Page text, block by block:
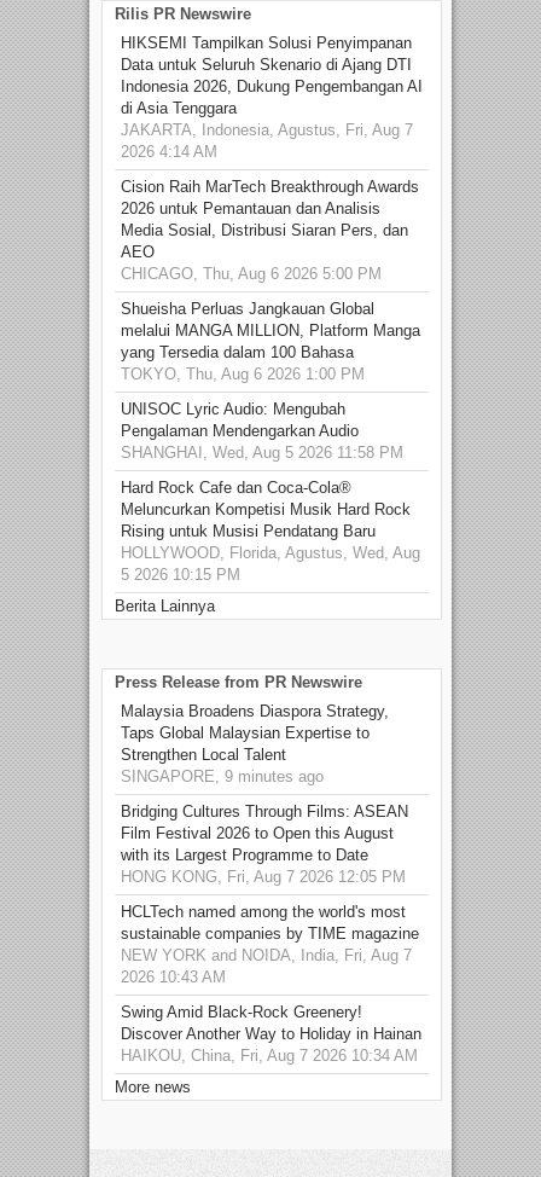
Rilis PR Newswire
HIKSEMI Tampilkan Solusi Penyimpanan
Data untuk Seluruh Skenario di Ajang DTI
Indonesia 2026, Dukung Pengembangan AI
di Asia Tenggara
JAKARTA, Indonesia, Agustus, Fri, Aug 7
2026 4:14 AM
Cision Raih MarTech Breakthrough Awards
2026 untuk Pemantauan dan Analisis
Media Sosial, Distribusi Siaran Pers, dan
AEO
CHICAGO, Thu, Aug 6 2026 5:00 PM
Shueisha Perluas Jangkauan Global
melalui MANGA MILLION, Platform Manga
yang Tersedia dalam 100 Bahasa
TOKYO, Thu, Aug 6 2026 1:00 PM
UNISOC Lyric Audio: Mengubah
Pengalaman Mendengarkan Audio
SHANGHAI, Wed, Aug 5 2026 11:58 PM
Hard Rock Cafe dan Coca-Cola®
Meluncurkan Kompetisi Musik Hard Rock
Rising untuk Musisi Pendatang Baru
HOLLYWOOD, Florida, Agustus, Wed, Aug
5 2026 10:15 PM
Berita Lainnya
Press Release from PR Newswire
Malaysia Broadens Diaspora Strategy,
Taps Global Malaysian Expertise to
Strengthen Local Talent
SINGAPORE, 9 minutes ago
Bridging Cultures Through Films: ASEAN
Film Festival 2026 to Open this August
with its Largest Programme to Date
HONG KONG, Fri, Aug 7 2026 12:05 PM
HCLTech named among the world's most
sustainable companies by TIME magazine
NEW YORK and NOIDA, India, Fri, Aug 7
2026 10:43 AM
Swing Amid Black‑Rock Greenery!
Discover Another Way to Holiday in Hainan
HAIKOU, China, Fri, Aug 7 2026 10:34 AM
More news